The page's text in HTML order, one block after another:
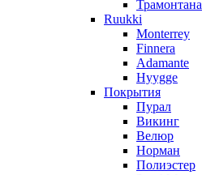
Трамонтана
Ruukki
Monterrey
Finnera
Adamante
Hyygge
Покрытия
Пурал
Викинг
Велюр
Норман
Полиэстер